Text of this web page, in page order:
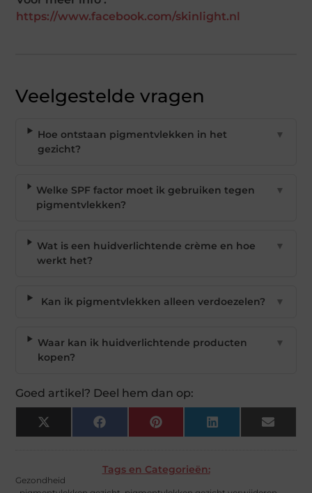
https://www.facebook.com/skinlight.nl
Veelgestelde vragen
Hoe ontstaan pigmentvlekken in het
gezicht?
▼
Welke SPF factor moet ik gebruiken tegen
pigmentvlekken?
▼
Wat is een huidverlichtende crème en hoe
werkt het?
▼
Kan ik pigmentvlekken alleen verdoezelen? ▼
Waar kan ik huidverlichtende producten
kopen?
▼
Goed artikel? Deel hem dan op:
X
(Twitter)
Facebook Pinterest LinkedIn Email
Tags en Categorieën:
Gezondheid